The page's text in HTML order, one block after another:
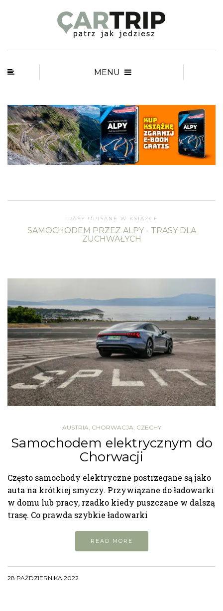
MENU
TRASY OPISANE W KSIĄŻCE
SAMOCHODEM PRZEZ ALPY - TRASY DLA
ZUCHWAŁYCH
AUSTRIA CHORWACJA CZECHY
Samochodem elektrycznym do
Chorwacji
Często samochody elektryczne postrzegane są jako
auta na krótkiej smyczy. Przywiązane do ładowarki
w domu lub pracy, rzadko kiedy puszczane w dalszą
trasę. Co prawda szybkie ładowarki
READ MORE
28 PAŹDZIERNIKA 2022